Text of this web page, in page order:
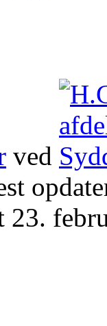
ved
23.